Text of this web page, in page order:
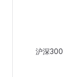
沪深300